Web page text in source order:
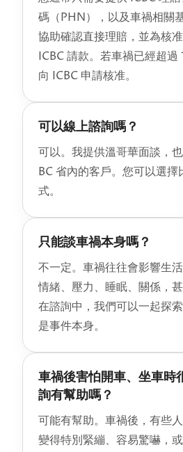
碼（PHN），以及車禍相關
協助確認直接理賠，並為核
ICBC 請款。若車禍已經超過
向 ICBC 申請核准。
可以線上諮詢嗎？
可以。我提供溫哥華面談，
BC 省內的客戶。您可以選
式。
只能談車禍本身嗎？
不一定。車禍往往會影響生
情緒、壓力、睡眠、關係，甚
在諮詢中，我們可以一起探
是事件本身。
車禍後害怕開車、坐車時
詢有幫助嗎？
可能有幫助。車禍後，有些
變得特別緊繃、容易驚嚇，